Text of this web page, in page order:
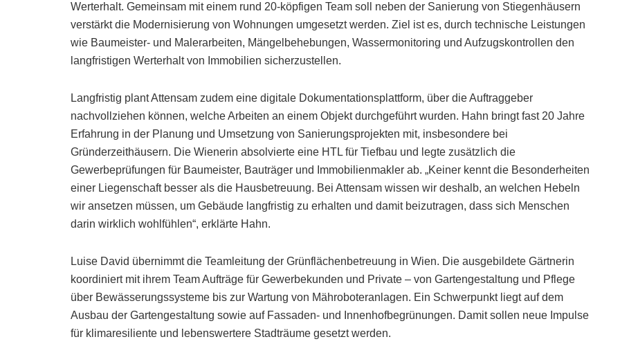
Werterhalt. Gemeinsam mit einem rund 20-köpfigen Team soll neben der Sanierung von Stiegenhäusern
verstärkt die Modernisierung von Wohnungen umgesetzt werden. Ziel ist es, durch technische Leistungen
wie Baumeister- und Malerarbeiten, Mängelbehebungen, Wassermonitoring und Aufzugskontrollen den
langfristigen Werterhalt von Immobilien sicherzustellen.
Langfristig plant Attensam zudem eine digitale Dokumentationsplattform, über die Auftraggeber
nachvollziehen können, welche Arbeiten an einem Objekt durchgeführt wurden. Hahn bringt fast 20 Jahre
Erfahrung in der Planung und Umsetzung von Sanierungsprojekten mit, insbesondere bei
Gründerzeithäusern. Die Wienerin absolvierte eine HTL für Tiefbau und legte zusätzlich die
Gewerbeprüfungen für Baumeister, Bauträger und Immobilienmakler ab. „Keiner kennt die Besonderheiten
einer Liegenschaft besser als die Hausbetreuung. Bei Attensam wissen wir deshalb, an welchen Hebeln
wir ansetzen müssen, um Gebäude langfristig zu erhalten und damit beizutragen, dass sich Menschen
darin wirklich wohlfühlen“, erklärte Hahn.
Luise David übernimmt die Teamleitung der Grünflächenbetreuung in Wien. Die ausgebildete Gärtnerin
koordiniert mit ihrem Team Aufträge für Gewerbekunden und Private – von Gartengestaltung und Pflege
über Bewässerungssysteme bis zur Wartung von Mähroboteranlagen. Ein Schwerpunkt liegt auf dem
Ausbau der Gartengestaltung sowie auf Fassaden- und Innenhofbegrünungen. Damit sollen neue Impulse
für klimaresiliente und lebenswertere Stadträume gesetzt werden.